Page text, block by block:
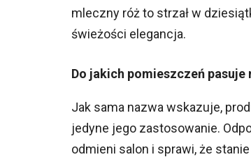
mleczny róż to strzał w
świeżości elegancja.
Do jakich pomieszczeń
Jak sama nazwa wskazuje,
jedyne jego zastosowanie.
odmieni salon i sprawi, że